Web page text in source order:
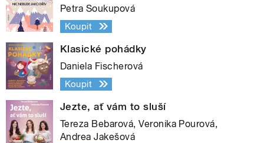
Petra Soukupová
Koupit
Klasické pohádky
Daniela Fischerová
Koupit
Jezte, ať vám to sluší
Tereza Bebarová, Veronika Pourová,
Andrea Jakešová